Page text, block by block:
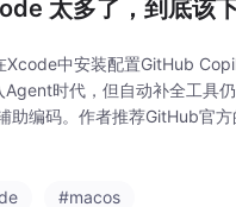
太多了，到底该
Xcode中安装配置GitHub
Agent时代，但自动补全工具
助编码。作者推荐GitHub官
#macos